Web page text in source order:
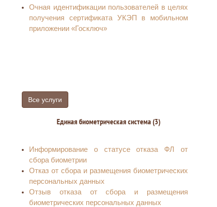
Очная идентификации пользователей в целях
получения сертификата УКЭП в мобильном
приложении «Госключ»
Все услуги
Единая биометрическая система (3)
Информирование о статусе отказа ФЛ от
сбора биометрии
Отказ от сбора и размещения биометрических
персональных данных
Отзыв отказа от сбора и размещения
биометрических персональных данных